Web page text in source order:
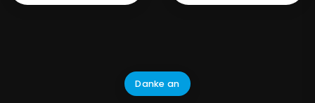
Danke an